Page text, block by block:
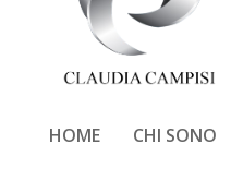
HOME CHI SONO